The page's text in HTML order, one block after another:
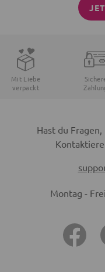
Mit Liebe
verpackt
Hast du
Montag -